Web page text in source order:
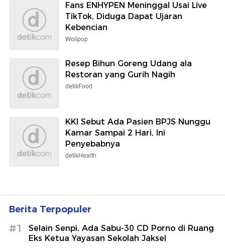
Fans ENHYPEN Meninggal Usai Live
TikTok, Diduga Dapat Ujaran
Kebencian
Wolipop
Resep Bihun Goreng Udang ala
Restoran yang Gurih Nagih
detikFood
KKI Sebut Ada Pasien BPJS Nunggu
Kamar Sampai 2 Hari, Ini
Penyebabnya
detikHealth
Berita Terpopuler
#1
Selain Senpi, Ada Sabu-30 CD Porno di Ruang
Eks Ketua Yayasan Sekolah Jaksel